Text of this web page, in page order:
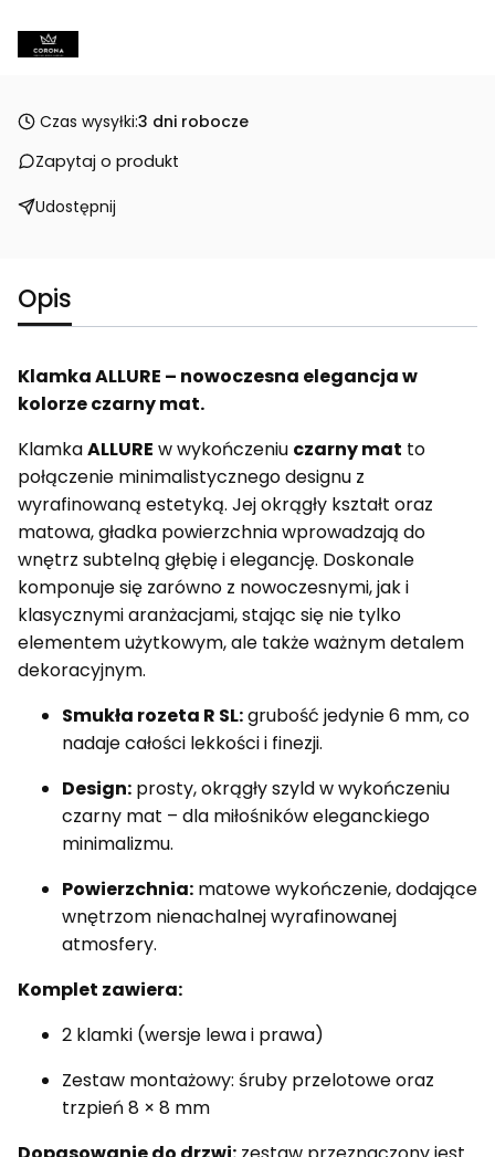
Czas wysyłki:3 dni robocze
Zapytaj o produkt
Udostępnij
Opis
Klamka ALLURE – nowoczesna elegancja w
kolorze czarny mat.
KlamkaALLURE w wykończeniu czarny mat to
połączenie minimalistycznego designu z
wyrafinowaną estetyką. Jej okrągły kształt oraz
matowa, gładka powierzchnia wprowadzają do
wnętrz subtelną głębię i elegancję. Doskonale
komponuje się zarówno z nowoczesnymi, jak i
klasycznymi aranżacjami, stając się nie tylko
elementem użytkowym, ale także ważnym detalem
dekoracyjnym.
Smukła rozeta R SL:grubość jedynie 6 mm, co
nadaje całości lekkości i finezji.
Design: prosty, okrągły szyld w wykończeniu
czarny mat – dla miłośników eleganckiego
minimalizmu.
Powierzchnia: matowe wykończenie, dodające
wnętrzom nienachalnej wyrafinowanej
atmosfery.
Komplet zawiera:
2 klamki (wersje lewa i prawa)
Zestaw montażowy: śruby przelotowe oraz
trzpień 8 × 8 mm